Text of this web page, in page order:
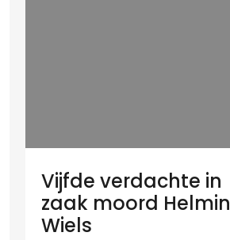
Vijfde verdachte in
zaak moord Helmin
Wiels